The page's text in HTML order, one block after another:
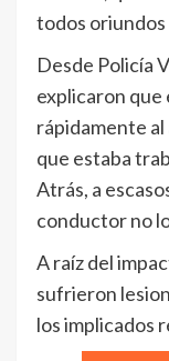
todos oriundos
Desde Policía
explicaron
rápidamente
que estaba
Atrás, a
conductor no
A raíz del
sufrieron
los implicados